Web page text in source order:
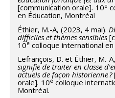
[communication orale]. 10e
en Éducation, Montréal
Éthier, M.-A, (2023, 4 mai).
difficiles et thèmes sensibles
10e colloque international
Lefrançois, D. et Éthier, M.-
signifie de traiter en classe
actuels de façon historienne ?
orale]. 10e colloque
Montréal.